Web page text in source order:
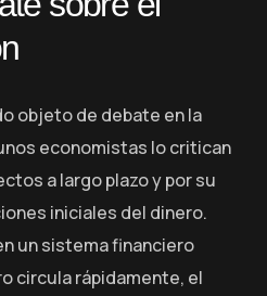
objeto de debate en la
economistas lo critican
a largo plazo y por su
iniciales del dinero.
un sistema financiero
circula rápidamente, el